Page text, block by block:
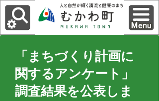
「まちづくり計画に
関するアンケート」
調査結果を公表しま